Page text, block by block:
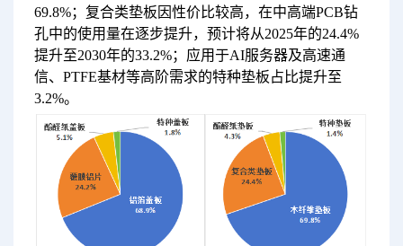
69.8%；复合类垫板因性价比较高，在中高端PCB钻
孔中的使用量在逐步提升，预计将从2025年的24.4%
提升至2030年的33.2%；应用于AI服务器及高速通
信、PTFE基材等高阶需求的特种垫板占比提升至
3.2%。